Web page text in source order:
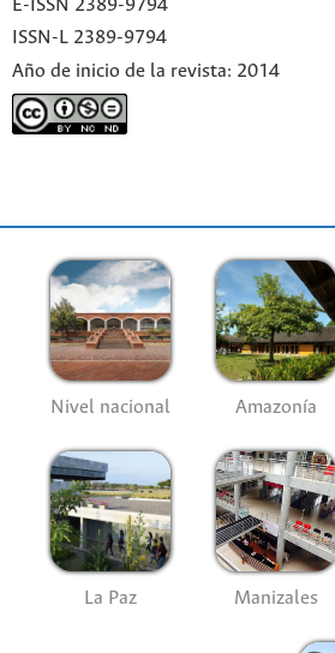
E-ISSN 2389-9794
ISSN-L 2389-9794
Año de inicio de la revista: 2014
Nivel nacional Amazonía
La Paz Manizales